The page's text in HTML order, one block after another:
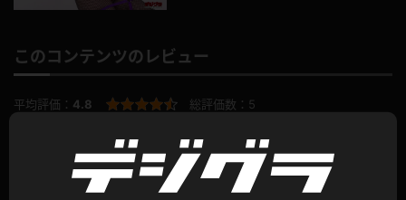
このコンテンツのレビュー
平均評価： 4.8 総評価数： 5
レビュー投稿